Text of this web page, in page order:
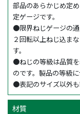
部品のあらかじめ定
定ゲージです。
●限界ねじゲージの
２回転以上ねじ込ま
す。
●ねじの等級は品質
のです。製品の等級
●表記のサイズ以外も
材質